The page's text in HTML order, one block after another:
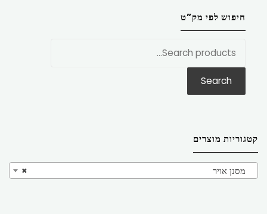
חיפוש לפי מק”ט
Search
קטגוריות מוצרים
× מסנן אויר